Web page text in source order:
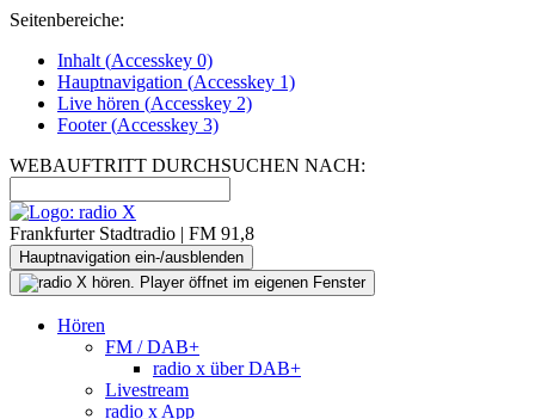
Seitenbereiche:
Inhalt (Accesskey 0)
Hauptnavigation (Accesskey 1)
Live hören (Accesskey 2)
Footer(Accesskey 3)
WEBAUFTRITT DURCHSUCHEN NACH:
Frankfurter Stadtradio | FM 91,8
Hauptnavigation ein-/ausblenden
Hören
FM / DAB+
radio x über DAB+
Livestream
radio x App